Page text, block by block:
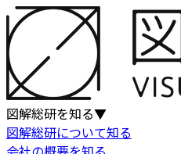
図解総研を知る▼
図解総研について知る